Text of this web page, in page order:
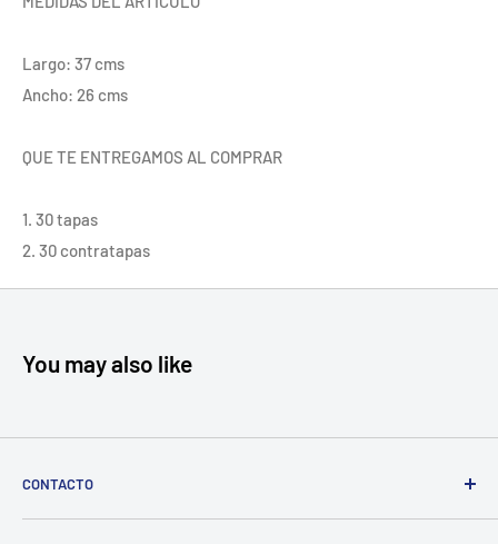
Largo: 37 cms
Ancho: 26 cms
QUE TE ENTREGAMOS AL COMPRAR
1. 30 tapas
2. 30 contratapas
You may also like
CONTACTO